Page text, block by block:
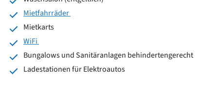
Mietfahrräder
Mietkarts
WiFi
Bungalows und Sanitäranlagen behindertengerecht
Ladestationen für Elektroautos